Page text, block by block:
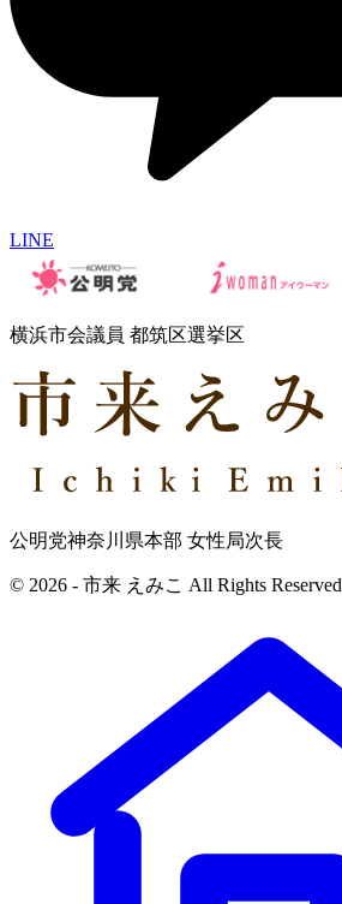
LINE
横浜市会議員 都筑区選挙区
公明党神奈川県本部 女性局次長
© 2026 - 市来 えみこ All Rights Reserved